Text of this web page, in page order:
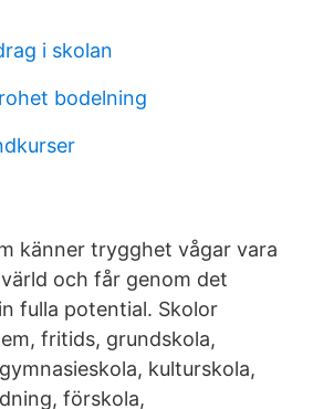
i skolan
bodelning
känner trygghet vågar vara
och får genom det
fulla potential. Skolor
fritids, grundskola,
kulturskola,
förskola,